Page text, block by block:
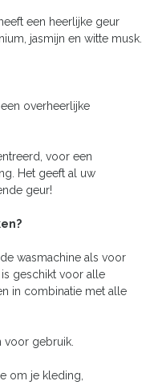
heeft een heerlijke geur
jasmijn en witte musk.
overheerlijke
voor een
Het geeft al uw
geur!
wasmachine als voor
geschikt voor alle
in combinatie met alle
gebruik.
om je kleding,